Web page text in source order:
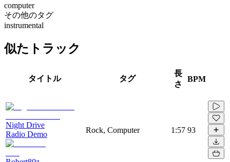
computer
その他のタグ
instrumental
似たトラック
タイトル タグ
長
さ
BPM
Night Drive
Radio Demo
Rock, Computer 1:57 93